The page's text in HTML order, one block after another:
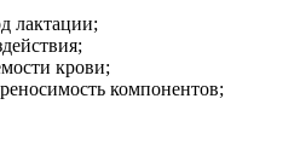
лактации;
крови;
компонентов;